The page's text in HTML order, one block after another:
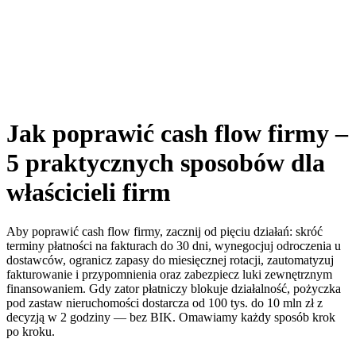
Jak poprawić cash flow firmy –
5 praktycznych sposobów dla
właścicieli firm
Aby poprawić cash flow firmy, zacznij od pięciu działań: skróć
terminy płatności na fakturach do 30 dni, wynegocjuj odroczenia u
dostawców, ogranicz zapasy do miesięcznej rotacji, zautomatyzuj
fakturowanie i przypomnienia oraz zabezpiecz luki zewnętrznym
finansowaniem. Gdy zator płatniczy blokuje działalność, pożyczka
pod zastaw nieruchomości dostarcza od 100 tys. do 10 mln zł z
decyzją w 2 godziny — bez BIK. Omawiamy każdy sposób krok
po kroku.